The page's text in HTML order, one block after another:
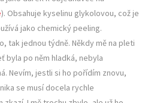
). Obsahuje kyselinu glykolovou, což je
jako chemický peeling.
tak jednou týdně. Někdy mě na pleti
byla po něm hladká, nebyla
Nevím, jestli si ho pořídím znovu,
se musí docela rychle